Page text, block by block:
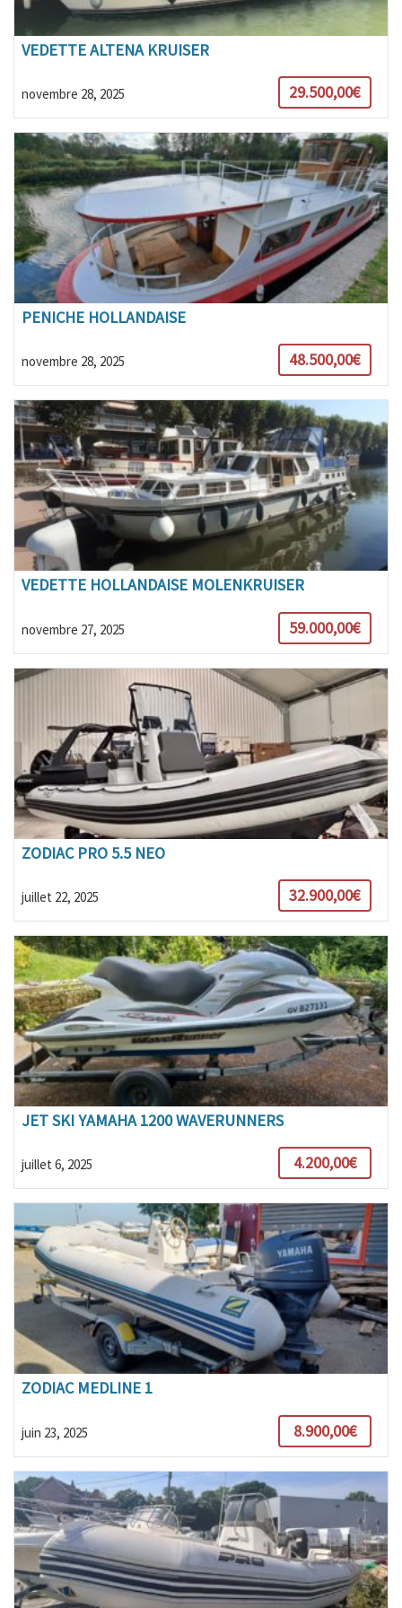
VEDETTE ALTENA KRUISER
novembre 28, 2025 29.500,00€
PENICHE HOLLANDAISE
novembre 28, 2025 48.500,00€
VEDETTE HOLLANDAISE MOLENKRUISER
novembre 27, 2025 59.000,00€
ZODIAC PRO 5.5 NEO
juillet 22, 2025 32.900,00€
JET SKI YAMAHA 1200 WAVERUNNERS
juillet 6, 2025 4.200,00€
ZODIAC MEDLINE 1
juin 23, 2025 8.900,00€